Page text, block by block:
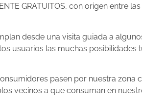
GRATUITOS, con origen entre
desde una visita guiada a
usuarios las muchas
pasen por nuestra
vecinos a que consuman en